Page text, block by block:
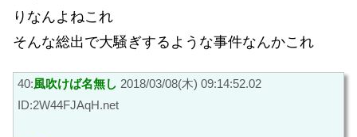
りなんよねこれ
そんな総出で大騒ぎするような事件なんかこれ
40:風吹けば名無し 2018/03/08(木) 09:14:52.02
ID:2W44FJAqH.net